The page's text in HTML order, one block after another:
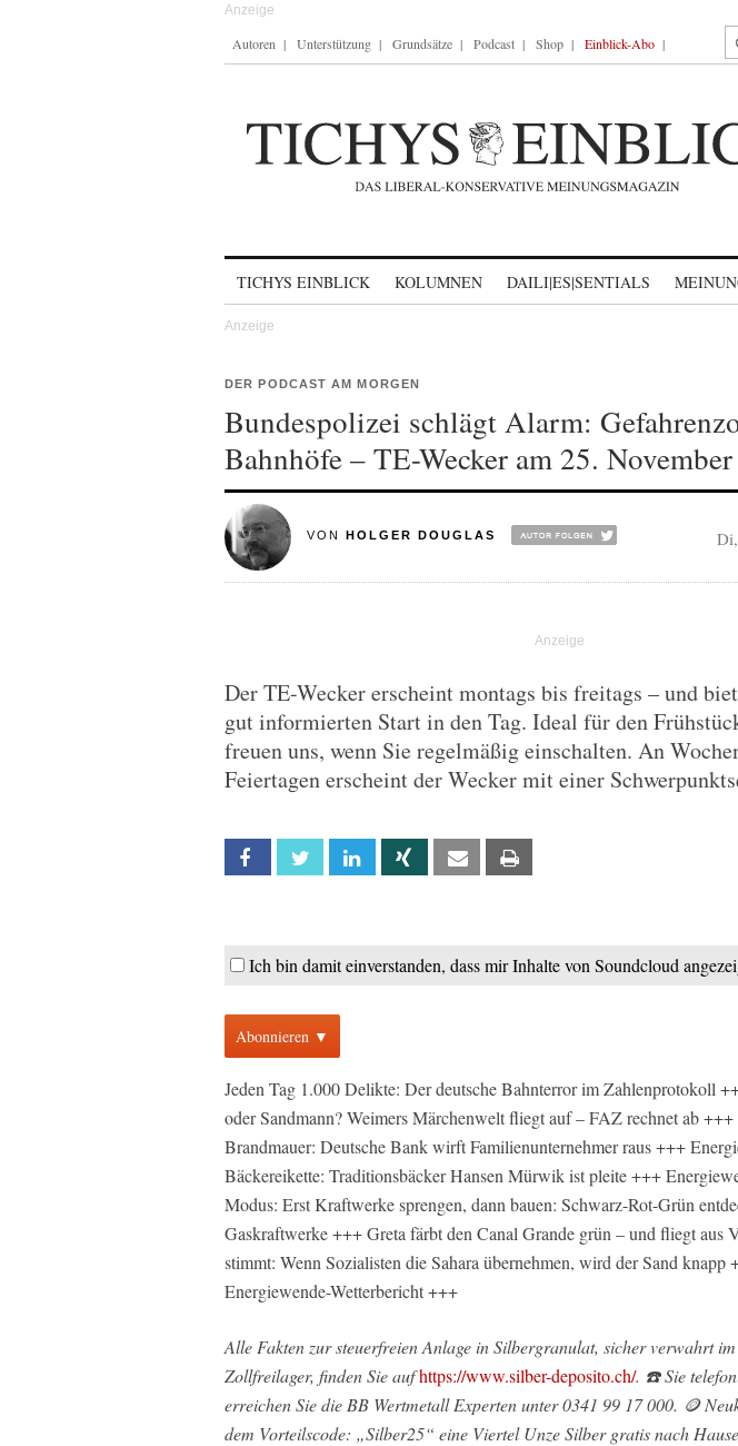
Autoren Unterstützung Grundsätze Podcast Shop Einblick-Abo
TICHYS EINBLICK KOLUMNEN DAILI|ES|SENTIALS
DER PODCAST AM MORGEN
Bundespolizei schlägt Alarm:
Bahnhöfe – TE-Wecker am 25.
VON HOLGER DOUGLAS
Der TE-Wecker erscheint montags bis freitags – und
gut informierten Start in den Tag. Ideal für den
freuen uns, wenn Sie regelmäßig einschalten. An
Feiertagen erscheint der Wecker mit einer
Facebook Twitter Linkedin Xing Email
Ich bin damit einverstanden, dass mir Inhalte von Soundcloud
Abonnieren ▼
Jeden Tag 1.000 Delikte: Der deutsche Bahnterror im Zahlenprotokoll
oder Sandmann? Weimers Märchenwelt fliegt auf – FAZ rechnet ab
Brandmauer: Deutsche Bank wirft Familienunternehmer raus +++
Bäckereikette: Traditionsbäcker Hansen Mürwik ist pleite +++
Modus: Erst Kraftwerke sprengen, dann bauen: Schwarz-Rot-Grün
Gaskraftwerke +++ Greta färbt den Canal Grande grün – und fliegt aus
stimmt: Wenn Sozialisten die Sahara übernehmen, wird der Sand knapp
Energiewende-Wetterbericht +++
Alle Fakten zur steuerfreien Anlage in Silbergranulat, sicher verwahrt
Zollfreilager, finden Sie aufhttps://www.silber-deposito.ch/. ☎️ Sie
erreichen Sie die BB Wertmetall Experten unter 0341 99 17 000. 🪙
dem Vorteilscode: „Silber25“ eine Viertel Unze Silber gratis nach